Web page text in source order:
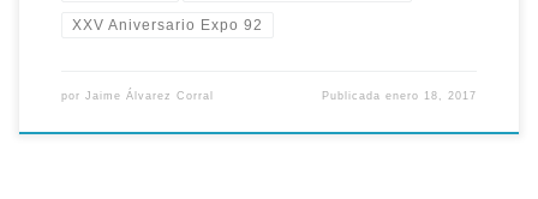
XXV Aniversario Expo 92
por Jaime Álvarez Corral Publicadaenero 18, 2017